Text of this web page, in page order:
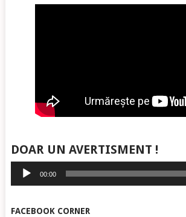
DOAR UN AVERTISMENT !
Player
audio
00:00
FACEBOOK CORNER